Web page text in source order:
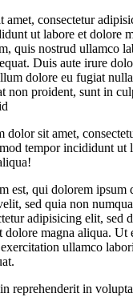
consectetur
ut labore et dolore
quis nostrud ullamco
Duis aute irure
dolore eu fugiat
non proident, sunt in
sit amet,
tempor incididunt ut
est, qui dolorem ipsum
sed quia non
adipisicing elit, sed
dolore magna aliqua. Ut
ullamco
reprehenderit in